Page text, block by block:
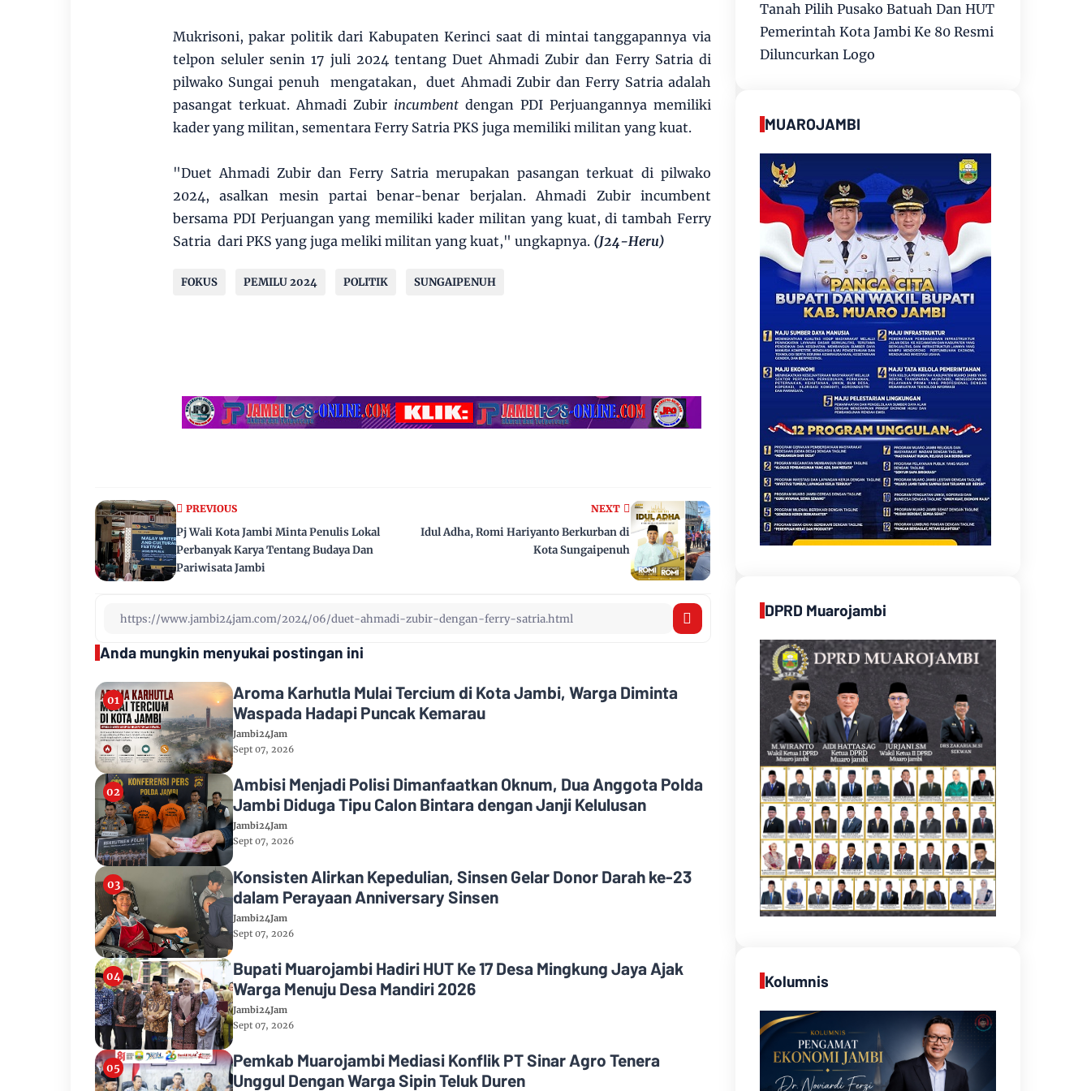
Mukrisoni, pakar politik dari Kabupaten Kerinci saat di mintai tanggapannya via
telpon seluler senin 17 juli 2024 tentang Duet Ahmadi Zubir dan Ferry Satria di
pilwako Sungai penuh mengatakan, duet Ahmadi Zubir dan Ferry Satria adalah
pasangat terkuat. Ahmadi Zubir incumbentdengan PDI Perjuangannya memiliki
kader yang militan, sementara Ferry Satria PKS juga memiliki militan yang kuat.
"Duet Ahmadi Zubir dan Ferry Satria merupakan pasangan terkuat di pilwako
2024, asalkan mesin partai benar-benar berjalan. Ahmadi Zubir incumbent
bersama PDI Perjuangan yang memiliki kader militan yang kuat, di tambah Ferry
Satria dari PKS yang juga meliki militan yang kuat," ungkapnya.(J24-Heru)
FOKUS PEMILU 2024 POLITIK SUNGAIPENUH
NEXT
Idul Adha, Romi Hariyanto Berkurban di
Kota Sungaipenuh
PREVIOUS
Pj Wali Kota Jambi Minta Penulis Lokal
Perbanyak Karya Tentang Budaya Dan
Pariwisata Jambi
Anda mungkin menyukai postingan ini
Aroma Karhutla Mulai Tercium di Kota Jambi, Warga Diminta
Waspada Hadapi Puncak Kemarau
Jambi24Jam
Sept 07, 2026
Ambisi Menjadi Polisi Dimanfaatkan Oknum, Dua Anggota Polda
Jambi Diduga Tipu Calon Bintara dengan Janji Kelulusan
Jambi24Jam
Sept 07, 2026
Konsisten Alirkan Kepedulian, Sinsen Gelar Donor Darah ke-23
dalam Perayaan Anniversary Sinsen
Jambi24Jam
Sept 07, 2026
Bupati Muarojambi Hadiri HUT Ke 17 Desa Mingkung Jaya Ajak
Warga Menuju Desa Mandiri 2026
Jambi24Jam
Sept 07, 2026
Pemkab Muarojambi Mediasi Konflik PT Sinar Agro Tenera
Unggul Dengan Warga Sipin Teluk Duren
Tanah Pilih Pusako Batuah Dan HUT
Pemerintah Kota Jambi Ke 80 Resmi
Diluncurkan Logo
MUAROJAMBI
DPRD Muarojambi
Kolumnis